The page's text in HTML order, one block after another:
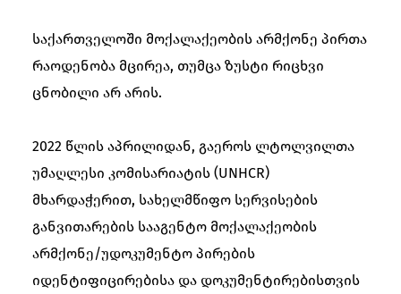
საქართველოში მოქალაქეობის არმქონე პირთა
რაოდენობა მცირეა, თუმცა ზუსტი რიცხვი
ცნობილი არ არის.
2022 წლის აპრილიდან, გაეროს ლტოლვილთა
უმაღლესი კომისარიატის (UNHCR)
მხარდაჭერით, სახელმწიფო სერვისების
განვითარების სააგენტო მოქალაქეობის
არმქონე/უდოკუმენტო პირების
იდენტიფიცირებისა და დოკუმენტირებისთვის